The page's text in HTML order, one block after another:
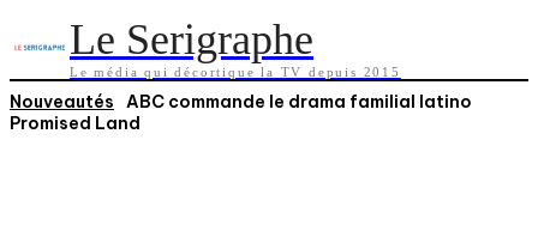
Le Serigraphe
Le média qui décortique la TV depuis 2015
Nouveautés
ABC commande le drama familial latino
Promised Land